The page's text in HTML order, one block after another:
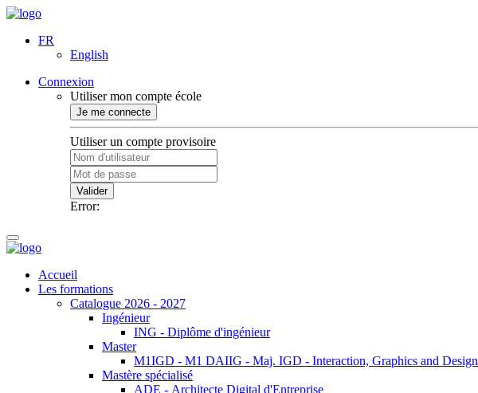
FR
English
Connexion
Utiliser mon compte école
Je me connecte
Utiliser un compte provisoire
Valider
Error:
Accueil
Les formations
Catalogue 2026 - 2027
Ingénieur
ING - Diplôme d'ingénieur
Master
M1IGD - M1 DAIIG - Maj. IGD - Interaction, Graphics and Design
Mastère spécialisé
ADE - Architecte Digital d'Entreprise